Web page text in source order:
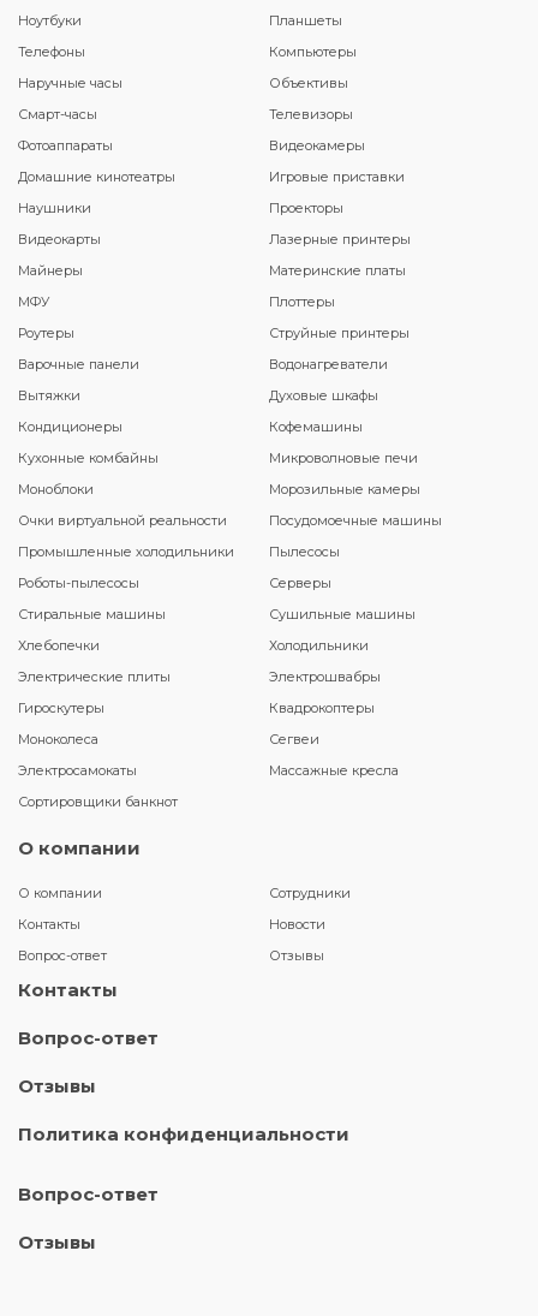
Ноутбуки
Планшеты
Телефоны
Компьютеры
Наручные часы
Объективы
Смарт-часы
Телевизоры
Фотоаппараты
Видеокамеры
Домашние кинотеатры
Игровые приставки
Наушники
Проекторы
Видеокарты
Лазерные принтеры
Майнеры
Материнские платы
МФУ
Плоттеры
Роутеры
Струйные принтеры
Варочные панели
Водонагреватели
Вытяжки
Духовые шкафы
Кондиционеры
Кофемашины
Кухонные комбайны
Микроволновые печи
Моноблоки
Морозильные камеры
Очки виртуальной реальности
Посудомоечные машины
Промышленные холодильники
Пылесосы
Роботы-пылесосы
Серверы
Стиральные машины
Сушильные машины
Хлебопечки
Холодильники
Электрические плиты
Электрошвабры
Гироскутеры
Квадрокоптеры
Моноколеса
Сегвеи
Электросамокаты
Массажные кресла
Сортировщики банкнот
О компании
О компании
Сотрудники
Контакты
Новости
Вопрос-ответ
Отзывы
Контакты
Вопрос-ответ
Отзывы
Политика конфиденциальности
Вопрос-ответ
Отзывы